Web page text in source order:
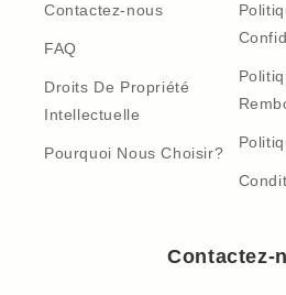
Contactez-nous
FAQ
Droits De Propriété
Intellectuelle
Pourquoi Nous Choisir?
Contactez-